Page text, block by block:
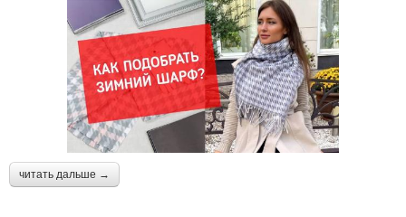
читать дальше →